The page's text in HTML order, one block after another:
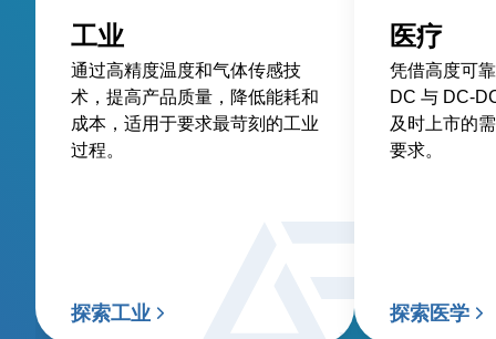
工业
通过高精度温度和气体传感技
术，提高产品质量，降低能耗和
成本，适用于要求最苛刻的工业
过程。
探索工业
医疗
凭借高度可
DC 与 DC-
及时上市的
要求。
探索医学